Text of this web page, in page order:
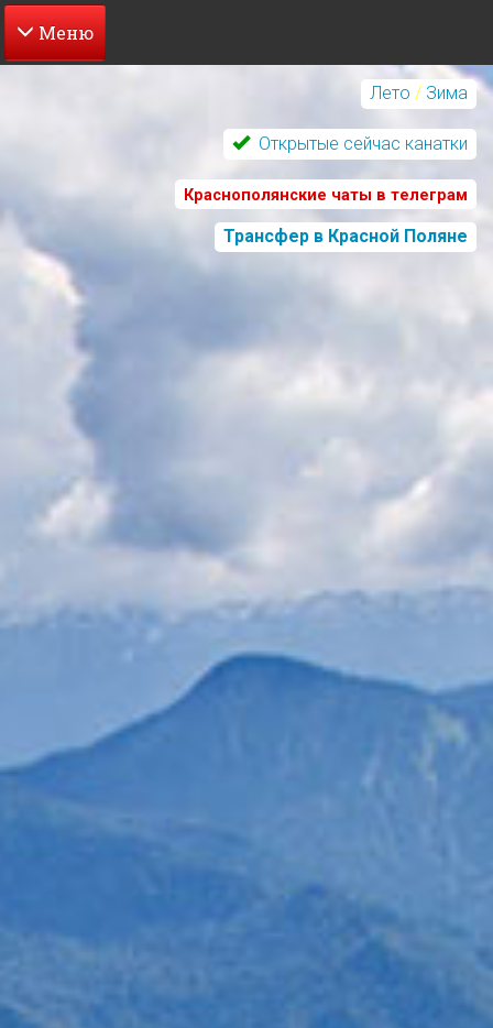
Перейти
Лето / Зима
Открытые сейчас канатки
Краснополянские чаты в телеграм
Трансфер в Красной Поляне